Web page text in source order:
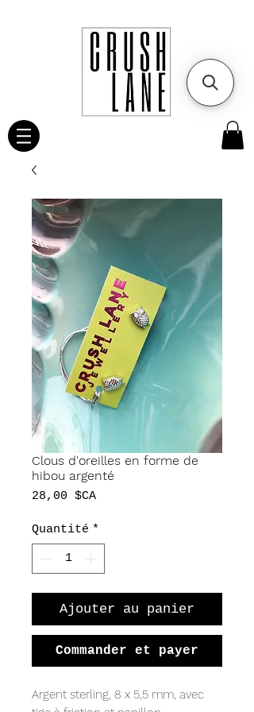
Clous d'oreilles en forme de
hibou argenté
28,00 $CAPrix
Quantité *
Ajouter au panier
Commander et payer
Argent sterling, 8 x 5,5 mm, avec